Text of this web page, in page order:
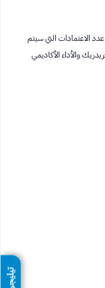
الاعتمادات التي سيتم
والأداء الأكاديمي